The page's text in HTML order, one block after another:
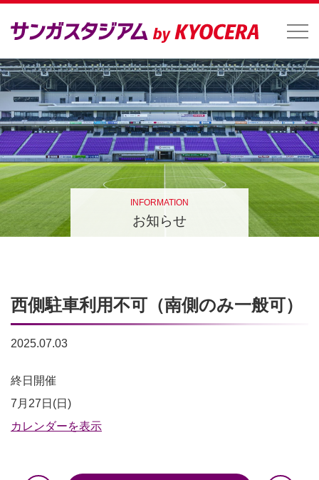
INFORMATION
お知らせ
西側駐車利用不可（南側のみ一般可）
2025.07.03
西
側
駐
終日開催
7月27日(日)
カレンダーを表示